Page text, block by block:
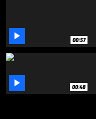
 00:57
 00:48